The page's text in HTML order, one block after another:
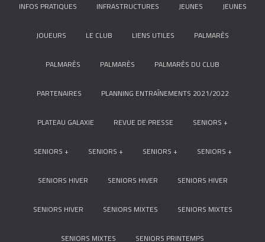
INFOS PRATIQUES INFRASTRUCTURES JEUNES JEUNES
JOUEURS LE CLUB LIENS UTILES PALMARÈS
PALMARÈS PALMARÈS PALMARÈS DU CLUB
PARTENAIRES PLANNING ENTRAÎNEMENTS 2021/2022
PLATEAU GALAXIE REVUE DE PRESSE SENIORS +
SENIORS + SENIORS + SENIORS + SENIORS +
SENIORS HIVER SENIORS HIVER SENIORS HIVER
SENIORS HIVER SENIORS MIXTES SENIORS MIXTES
SENIORS MIXTES SENIORS PRINTEMPS